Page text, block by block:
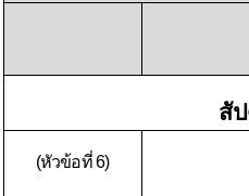
สั
(หัวข้อที่ 6)